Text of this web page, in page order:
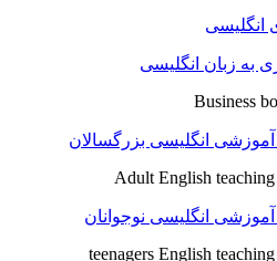
انگلیسی
به زبان انگلیسی
Business
انگلیسی بزرگسالان
Adult English
انگلیسی نوجوانان
teenagers English